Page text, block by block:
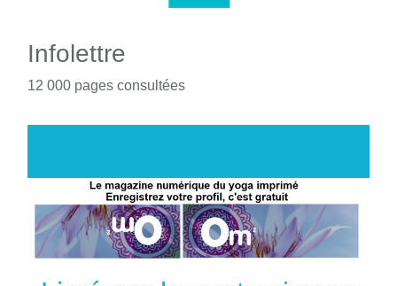
Infolettre
12 000 pages consultées